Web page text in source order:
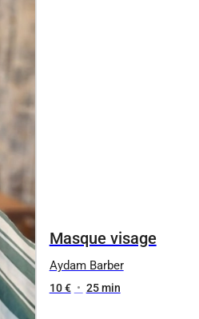
Masque visage
Aydam Barber
10 € • 25 min